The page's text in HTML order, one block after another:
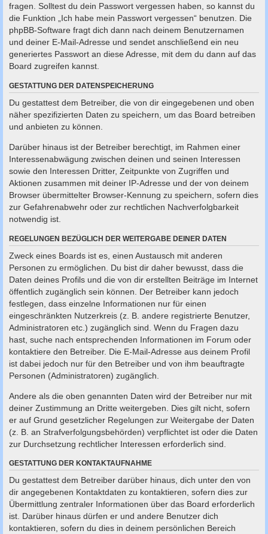
fragen. Solltest du dein Passwort vergessen haben, so kannst du
die Funktion „Ich habe mein Passwort vergessen“ benutzen. Die
phpBB-Software fragt dich dann nach deinem Benutzernamen
und deiner E-Mail-Adresse und sendet anschließend ein neu
generiertes Passwort an diese Adresse, mit dem du dann auf das
Board zugreifen kannst.
GESTATTUNG DER DATENSPEICHERUNG
Du gestattest dem Betreiber, die von dir eingegebenen und oben
näher spezifizierten Daten zu speichern, um das Board betreiben
und anbieten zu können.
Darüber hinaus ist der Betreiber berechtigt, im Rahmen einer
Interessenabwägung zwischen deinen und seinen Interessen
sowie den Interessen Dritter, Zeitpunkte von Zugriffen und
Aktionen zusammen mit deiner IP-Adresse und der von deinem
Browser übermittelter Browser-Kennung zu speichern, sofern dies
zur Gefahrenabwehr oder zur rechtlichen Nachverfolgbarkeit
notwendig ist.
REGELUNGEN BEZÜGLICH DER WEITERGABE DEINER DATEN
Zweck eines Boards ist es, einen Austausch mit anderen
Personen zu ermöglichen. Du bist dir daher bewusst, dass die
Daten deines Profils und die von dir erstellten Beiträge im Internet
öffentlich zugänglich sein können. Der Betreiber kann jedoch
festlegen, dass einzelne Informationen nur für einen
eingeschränkten Nutzerkreis (z. B. andere registrierte Benutzer,
Administratoren etc.) zugänglich sind. Wenn du Fragen dazu
hast, suche nach entsprechenden Informationen im Forum oder
kontaktiere den Betreiber. Die E-Mail-Adresse aus deinem Profil
ist dabei jedoch nur für den Betreiber und von ihm beauftragte
Personen (Administratoren) zugänglich.
Andere als die oben genannten Daten wird der Betreiber nur mit
deiner Zustimmung an Dritte weitergeben. Dies gilt nicht, sofern
er auf Grund gesetzlicher Regelungen zur Weitergabe der Daten
(z. B. an Strafverfolgungsbehörden) verpflichtet ist oder die Daten
zur Durchsetzung rechtlicher Interessen erforderlich sind.
GESTATTUNG DER KONTAKTAUFNAHME
Du gestattest dem Betreiber darüber hinaus, dich unter den von
dir angegebenen Kontaktdaten zu kontaktieren, sofern dies zur
Übermittlung zentraler Informationen über das Board erforderlich
ist. Darüber hinaus dürfen er und andere Benutzer dich
kontaktieren, sofern du dies in deinem persönlichen Bereich